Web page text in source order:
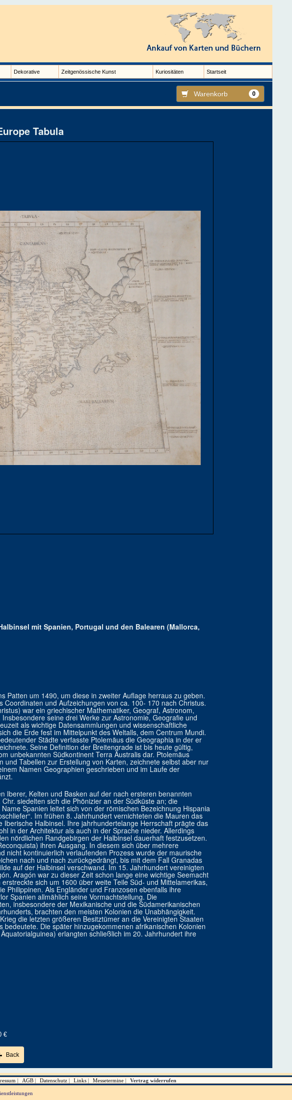
Dekorative Zeitgenössische Kunst Kuriositäten Startseit
Warenkorb 0
Tabula
mit Spanien, Portugal und den Balearen (Mallorca,
Patten um 1490, um diese in zweiter Auflage herraus zu geben.
Coordinaten und Aufzeichungen von ca. 100- 170 nach Christus.
war ein griechischer Mathematiker, Geograf, Astronom,
seine drei Werke zur Astronomie, Geografie und
als wichtige Datensammlungen und wissenschaftliche
die Erde fest im Mittelpunkt des Weltalls, dem Centrum Mundi.
Städte verfasste Ptolemäus die Geographia in der er
Seine Definition der Breitengrade ist bis heute gültig,
unbekannten Südkontinent Terra Australis dar. Ptolemäus
und Tabellen zur Erstellung von Karten, zeichnete selbst aber nur
Namen Geographien geschrieben und im Laufe der
Iberer, Kelten und Basken auf der nach ersteren benannten
siedelten sich die Phönizier an der Südküste an; die
Spanien leitet sich von der römischen Bezeichnung Hispania
Im frühen 8. Jahrhundert vernichteten die Mauren das
Halbinsel. Ihre jahrhundertelange Herrschaft prägte das
in der Architektur als auch in der Sprache nieder. Allerdings
nördlichen Randgebirgen der Halbinsel dauerhaft festzusetzen.
ihren Ausgang. In diesem sich über mehrere
nicht kontinuierlich verlaufenden Prozess wurde der maurische
nach und nach zurückgedrängt, bis mit dem Fall Granadas
auf der Halbinsel verschwand. Im 15. Jahrhundert vereinigten
Aragón war zu dieser Zeit schon lange eine wichtige Seemacht
sich um 1600 über weite Teile Süd- und Mittelamerikas,
Philippinen. Als Engländer und Franzosen ebenfalls ihre
Spanien allmählich seine Vormachtstellung. Die
insbesondere der Mexikanische und die Südamerikanischen
brachten den meisten Kolonien die Unabhängigkeit.
die letzten größeren Besitztümer an die Vereinigten Staaten
bedeutete. Die später hinzugekommenen afrikanischen Kolonien
erlangten schließlich im 20. Jahrhundert ihre
€
Back
AGB Datenschutz Links Messetermine Vertrag widerrufen